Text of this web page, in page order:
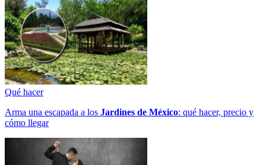
Qué hacer
Arma una escapada a los Jardines de México: qué hacer, precio y
cómo llegar